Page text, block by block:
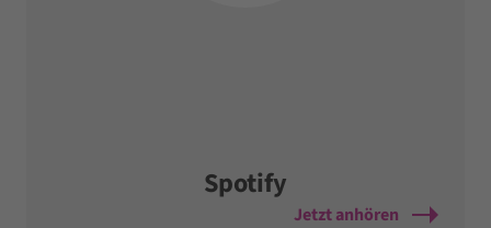
Spotify
Jetzt anhören